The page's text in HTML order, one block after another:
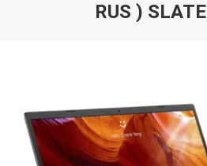
RUS )